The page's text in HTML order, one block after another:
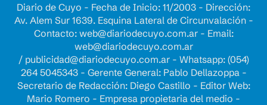
Diario de Cuyo - Fecha de Inicio: 11/2003 - Dirección:
Av. Alem Sur 1639. Esquina Lateral de Circunvalación -
Contacto: web@diariodecuyo.com.ar- Email:
web@diariodecuyo.com.ar
/ publicidad@diariodecuyo.com.ar- Whatsapp: (054)
264 5045343 - Gerente General: Pablo Dellazoppa -
Secretario de Redacción: Diego Castillo - Editor Web:
Mario Romero - Empresa propietaria del medio -